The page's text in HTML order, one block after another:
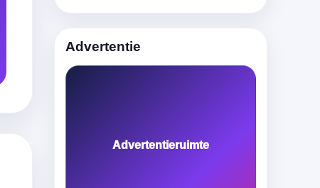
Advertentie
Advertentieruimte